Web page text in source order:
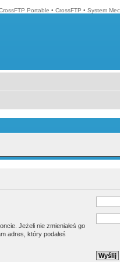
Portable • CrossFTP • System
Jeżeli nie zmieniałeś go
adres, który podałeś